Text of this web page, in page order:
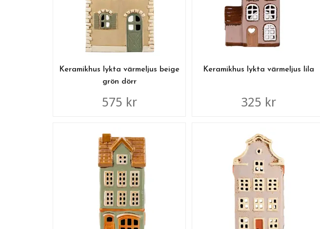
Keramikhus lykta värmeljus beige
grön dörr
575 kr
Keramikhus lykta värmeljus lila
325 kr